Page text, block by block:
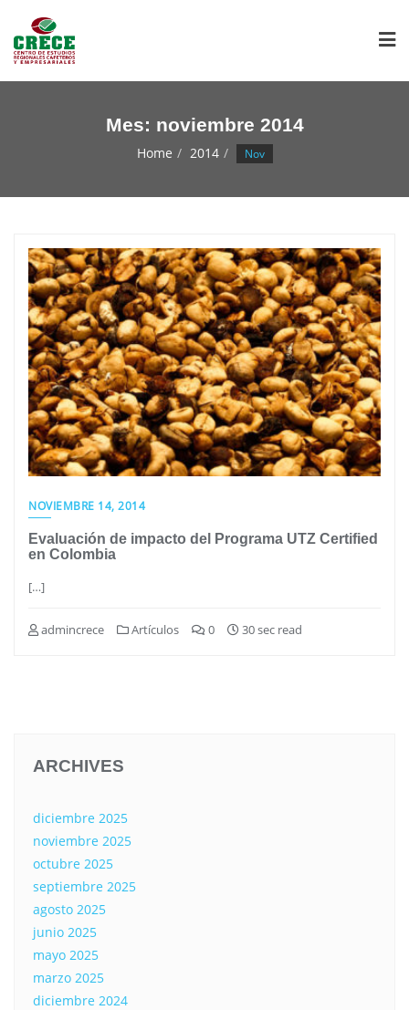
Mes: noviembre 2014
Home 2014 Nov
NOVIEMBRE 14, 2014
Evaluación de impacto del Programa UTZ Certified
en Colombia
[…]
admincrece Artículos 0 30 sec read
ARCHIVES
diciembre 2025
noviembre 2025
octubre 2025
septiembre 2025
agosto 2025
junio 2025
mayo 2025
marzo 2025
diciembre 2024